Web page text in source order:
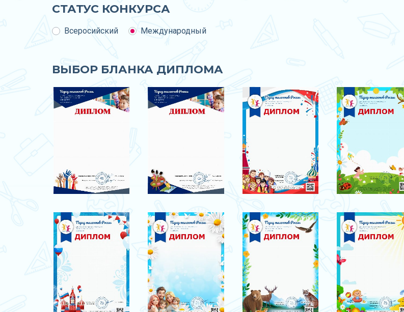
СТАТУС КОНКУРСА
Всеросийский Международный
ВЫБОР БЛАНКА ДИПЛОМА